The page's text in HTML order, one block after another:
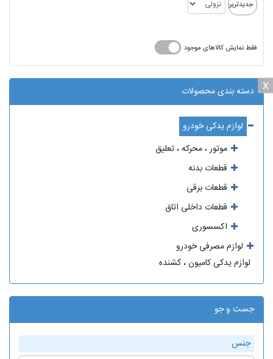
فقط نمایش کالاهای موجود
x دسته بندی محصولات
لوازم یدکی خودرو
موتور ، محرکه ، تعلیق
قطعات بدنه
قطعات برقی
قطعات داخلی اتاق
اکسسوری
لوازم مصرفی خودرو
لوازم یدکی کامیون ، کشنده
x
جست و جو
جنس